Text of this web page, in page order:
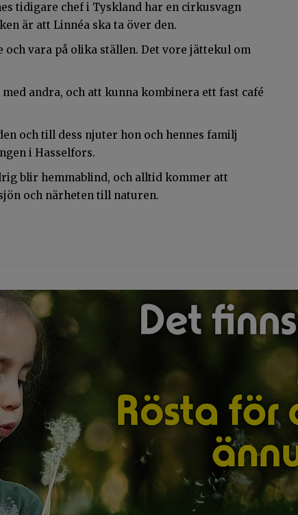
tidigare chef i Tyskland har en cirkusvagn
är att Linnéa ska ta över den.
vara på olika ställen. Det vore jättekul om
andra, och att kunna kombinera ett fast café
och till dess njuter hon och hennes familj
i Hasselfors.
blir hemmablind, och alltid kommer att
och närheten till naturen.